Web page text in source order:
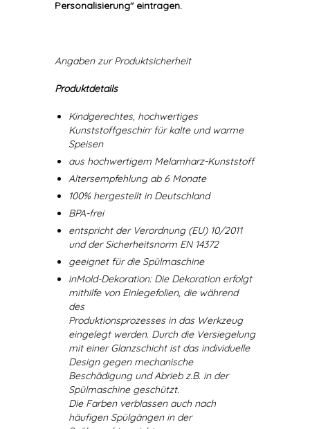
Personalisierung" eintragen.
Angaben zur Produktsicherheit
Produktdetails
Kindgerechtes, hochwertiges
Kunststoffgeschirr für kalte und warme
Speisen
aus hochwertigem Melamharz-Kunststoff
Altersempfehlung ab 6 Monate
100% hergestellt in Deutschland
BPA-frei
entspricht der Verordnung (EU) 10/2011
und der Sicherheitsnorm EN 14372
geeignet für die Spülmaschine
inMold-Dekoration: Die Dekoration erfolgt
mithilfe von Einlegefolien, die während
des
Produktionsprozesses in das Werkzeug
eingelegt werden. Durch die Versiegelung
mit einer Glanzschicht ist das individuelle
Design gegen mechanische
Beschädigung und Abrieb z.B. in der
Spülmaschine geschützt.
Die Farben verblassen auch nach
häufigen Spülgängen in der